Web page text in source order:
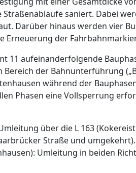
saniert. Dabei
Darüber hinaus werden vier
Erneuerung der
11 aufeinanderfolgende
der Bahnunterführung
während der
Phasen eine Vollsperrung
über die L 163
Straße und umgekehrt).
Umleitung in beiden